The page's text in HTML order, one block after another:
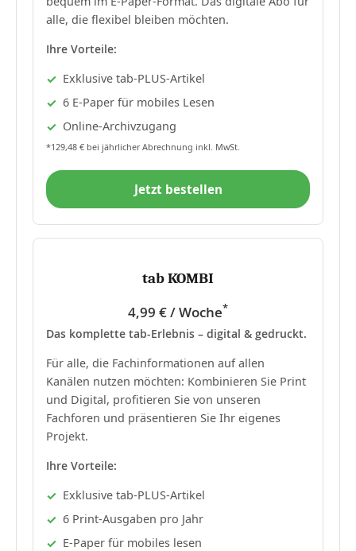
alle, die flexibel bleiben möchten.
Ihre Vorteile:
Exklusive tab-PLUS-Artikel
6 E-Paper für mobiles Lesen
Online-Archivzugang
*129,48 € bei jährlicher Abrechnung inkl. MwSt.
Jetzt bestellen
tab KOMBI
4,99 € / Woche*
Das komplette tab-Erlebnis – digital & gedruckt.
Für alle, die Fachinformationen auf allen
Kanälen nutzen möchten: Kombinieren Sie Print
und Digital, profitieren Sie von unseren
Fachforen und präsentieren Sie Ihr eigenes
Projekt.
Ihre Vorteile:
Exklusive tab-PLUS-Artikel
6 Print-Ausgaben pro Jahr
E-Paper für mobiles lesen